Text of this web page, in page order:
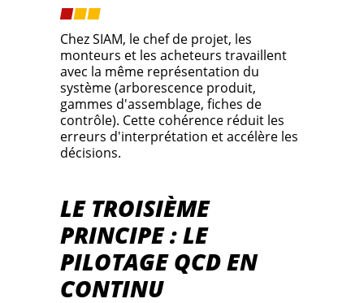
Chez SIAM, le chef de projet, les
monteurs et les acheteurs travaillent
avec la même représentation du
système (arborescence produit,
gammes d'assemblage, fiches de
contrôle). Cette cohérence réduit les
erreurs d'interprétation et accélère les
décisions.
LE TROISIÈME
PRINCIPE : LE
PILOTAGE QCD EN
CONTINU